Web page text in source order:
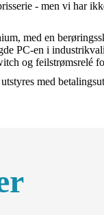
- men vi har
med en
PC-en i
og feilstrømsrelé
med